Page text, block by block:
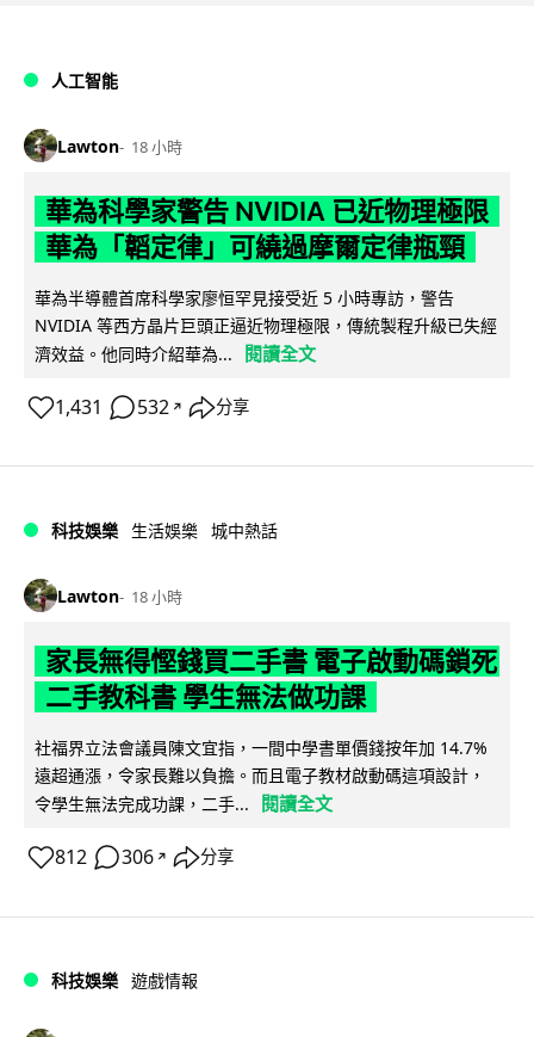
人工智能
Lawton 18 小時
華為科學家警告 NVIDIA 已近物理極限
華為「韜定律」可繞過摩爾定律瓶頸
華為半導體首席科學家廖恒罕見接受近 5 小時專訪，警告
NVIDIA 等西方晶片巨頭正逼近物理極限，傳統製程升級已失經
濟效益。他同時介紹華為...
閱讀全文
1,431 532 ↗ 分享
科技娛樂 生活娛樂 城中熱話
Lawton 18 小時
家長無得慳錢買二手書 電子啟動碼鎖死
二手教科書 學生無法做功課
社福界立法會議員陳文宜指，一間中學書單價錢按年加 14.7%
遠超通漲，令家長難以負擔。而且電子教材啟動碼這項設計，
令學生無法完成功課，二手...
閱讀全文
812 306 ↗ 分享
科技娛樂 遊戲情報